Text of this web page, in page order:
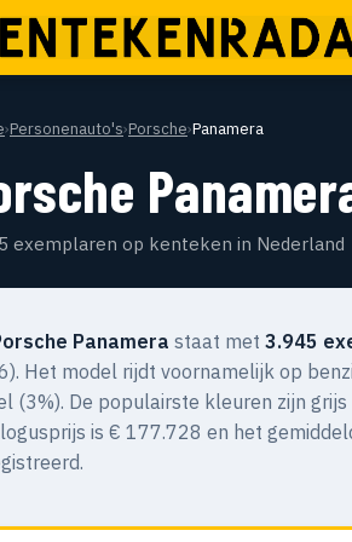
›Personenauto's›Porsche›Panamera
exemplaren op kenteken in Nederland
Panamera staat met 3.945
Het model rijdt voornamelijk op
(3%). De populairste kleuren zijn
is € 177.728 en het